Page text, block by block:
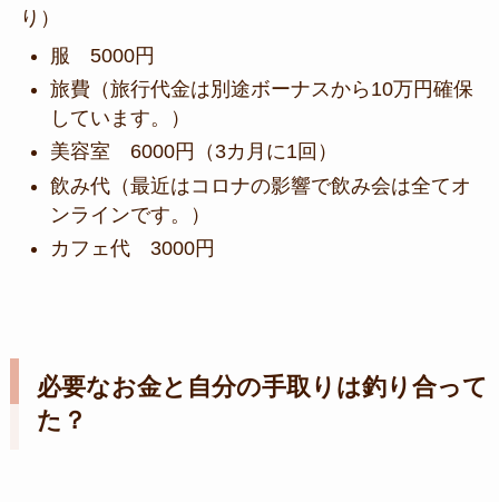
り）
服 5000円
旅費（旅行代金は別途ボーナスから10万円確保
しています。）
美容室 6000円（3カ月に1回）
飲み代（最近はコロナの影響で飲み会は全てオ
ンラインです。）
カフェ代 3000円
必要なお金と自分の手取りは釣り合って
た？